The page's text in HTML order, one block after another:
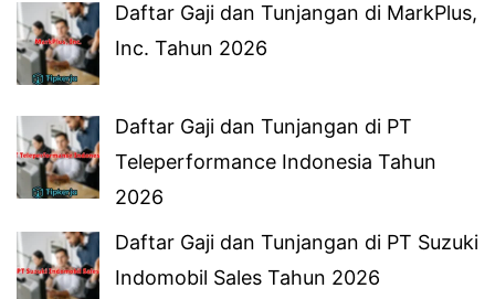
Daftar Gaji dan Tunjangan di MarkPlus,
Inc. Tahun 2026
Daftar Gaji dan Tunjangan di PT
Teleperformance Indonesia Tahun
2026
Daftar Gaji dan Tunjangan di PT Suzuki
Indomobil Sales Tahun 2026